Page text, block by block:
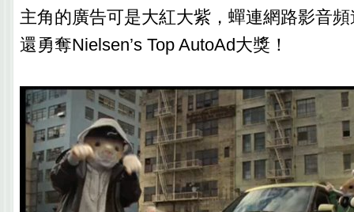
主角的廣告可是大紅大紫，蟬連網路影音
還勇奪Nielsen’s Top AutoAd大獎！